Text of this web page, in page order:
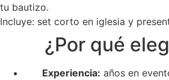
tu bautizo.
Incluye: set corto en iglesia y
¿Por qué
Experiencia: años en